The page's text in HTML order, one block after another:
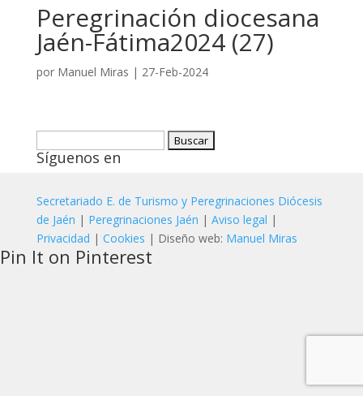
Peregrinación diocesana
Jaén-Fátima2024 (27)
por Manuel Miras | 27-Feb-2024
Síguenos en
Secretariado E. de Turismo y Peregrinaciones Diócesis
de Jaén | Peregrinaciones Jaén | Aviso legal |
Privacidad | Cookies | Diseño web: Manuel Miras
Pin It on Pinterest